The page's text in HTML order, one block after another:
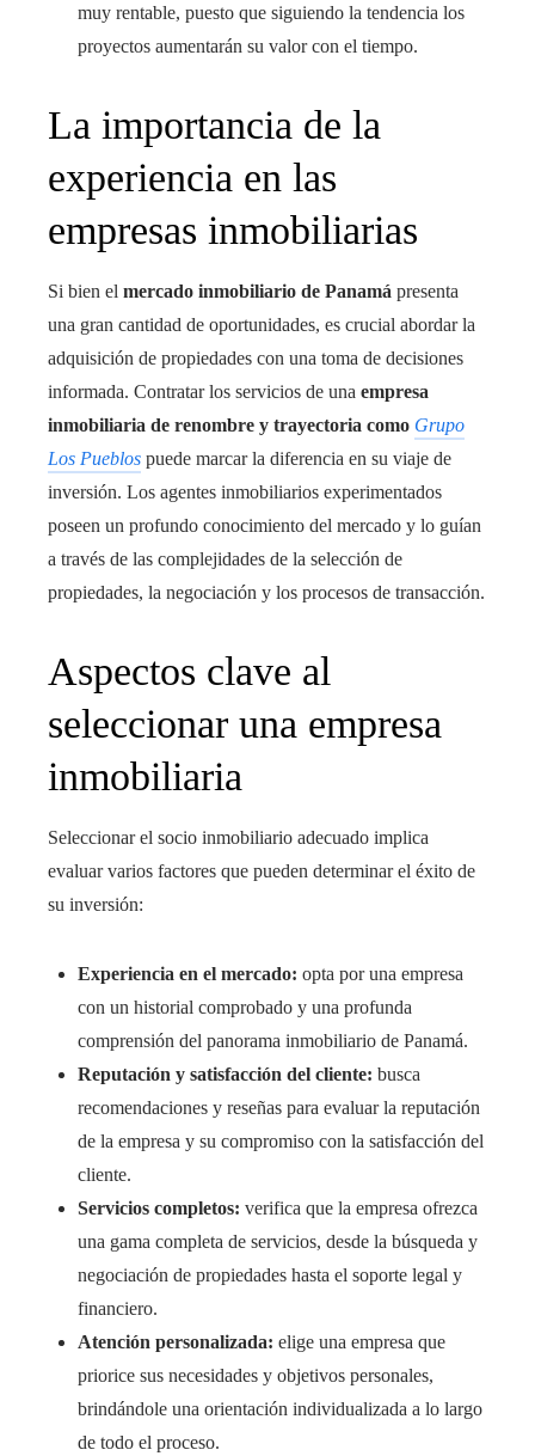
muy rentable, puesto que siguiendo la tendencia los
proyectos aumentarán su valor con el tiempo.
La importancia de la
experiencia en las
empresas inmobiliarias
Si bien el mercado inmobiliario de Panamá presenta
una gran cantidad de oportunidades, es crucial abordar la
adquisición de propiedades con una toma de decisiones
informada. Contratar los servicios de una empresa
inmobiliaria de renombre y trayectoria como Grupo
Los Pueblos puede marcar la diferencia en su viaje de
inversión. Los agentes inmobiliarios experimentados
poseen un profundo conocimiento del mercado y lo guían
a través de las complejidades de la selección de
propiedades, la negociación y los procesos de transacción.
Aspectos clave al
seleccionar una empresa
inmobiliaria
Seleccionar el socio inmobiliario adecuado implica
evaluar varios factores que pueden determinar el éxito de
su inversión:
Experiencia en el mercado: opta por una empresa
con un historial comprobado y una profunda
comprensión del panorama inmobiliario de Panamá.
Reputación y satisfacción del cliente: busca
recomendaciones y reseñas para evaluar la reputación
de la empresa y su compromiso con la satisfacción del
cliente.
Servicios completos: verifica que la empresa ofrezca
una gama completa de servicios, desde la búsqueda y
negociación de propiedades hasta el soporte legal y
financiero.
Atención personalizada: elige una empresa que
priorice sus necesidades y objetivos personales,
brindándole una orientación individualizada a lo largo
de todo el proceso.